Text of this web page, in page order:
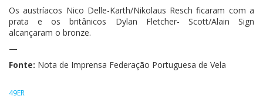
Os austríacos Nico Delle-Karth/Nikolaus Resch ficaram com a
prata e os britânicos Dylan Fletcher- Scott/Alain Sign
alcançaram o bronze.
—
Fonte: Nota de Imprensa Federação Portuguesa de Vela
49ER